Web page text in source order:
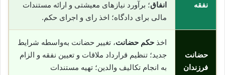
نفقه
انفاق؛ برآورد نیازهای معیشتی و ارائه مستندات
مالی برای دادگاه؛ اخذ رای و اجرای حکم.
حضانت
فرزندان
اخذ حکم حضانت، تغییر حضانت به‌واسطه شرایط
جدید؛ تنظیم قرارداد ملاقات و تعیین نفقه و الزام
به انجام تکالیف والدین؛ تهیه مستندات